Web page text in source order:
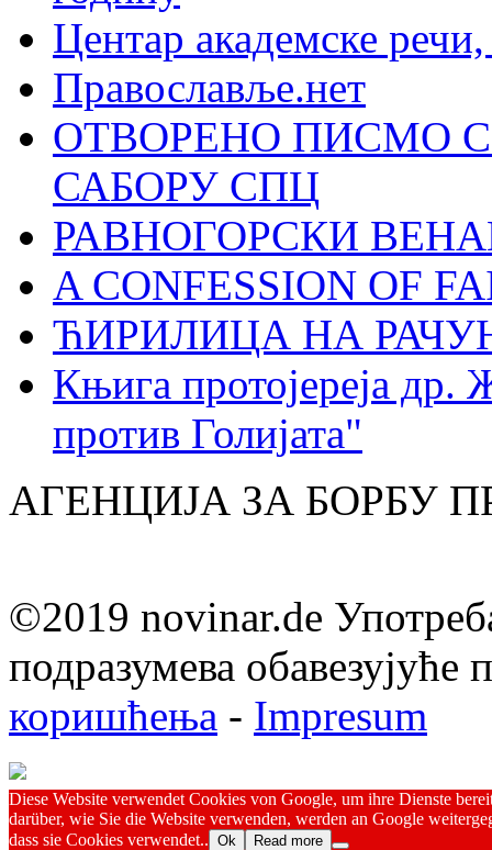
Центар академске
Православље.нет
ОТВОРЕНО ПИСМО
САБОРУ СПЦ
РАВНОГОРСКИ
A CONFESSION OF
ЋИРИЛИЦА НА
Књига протојереја др.
против Голијата"
АГЕНЦИЈА ЗА БОРБУ
©2019 novinar.de
подразумева обавезујуће
коришћења - Impresum
Diese Website verwendet Cookies von Google, um ihre Dienste
darüber, wie Sie die Website verwenden, werden an Google
dass sie Cookies verwendet.. Ok Read more